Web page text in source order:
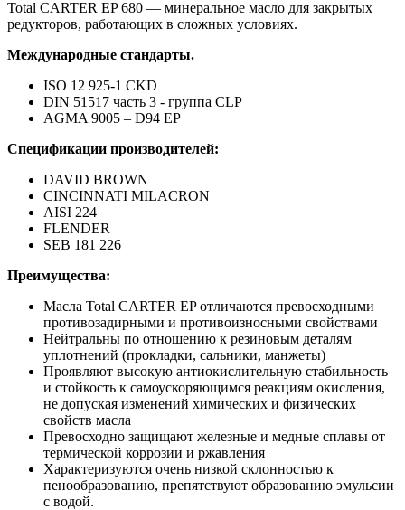
Total CARTER EP 680 — минеральное масло для закрытых
редукторов, работающих в сложных условиях.
Международные стандарты.
ISO 12 925-1 CKD
DIN 51517 часть 3 - группа CLP
AGMA 9005 – D94 EP
Спецификации производителей:
DAVID BROWN
CINCINNATI MILACRON
AISI 224
FLENDER
SEB 181 226
Преимущества:
Масла Total CARTER EP отличаются превосходными
противозадирными и противоизносными свойствами
Нейтральны по отношению к резиновым деталям
уплотнений (прокладки, сальники, манжеты)
Проявляют высокую антиокислительную стабильность
и стойкость к самоускоряющимся реакциям окисления,
не допуская изменений химических и физических
свойств масла
Превосходно защищают железные и медные сплавы от
термической коррозии и ржавления
Характеризуются очень низкой склонностью к
пенообразованию, препятствуют образованию эмульсии
с водой.